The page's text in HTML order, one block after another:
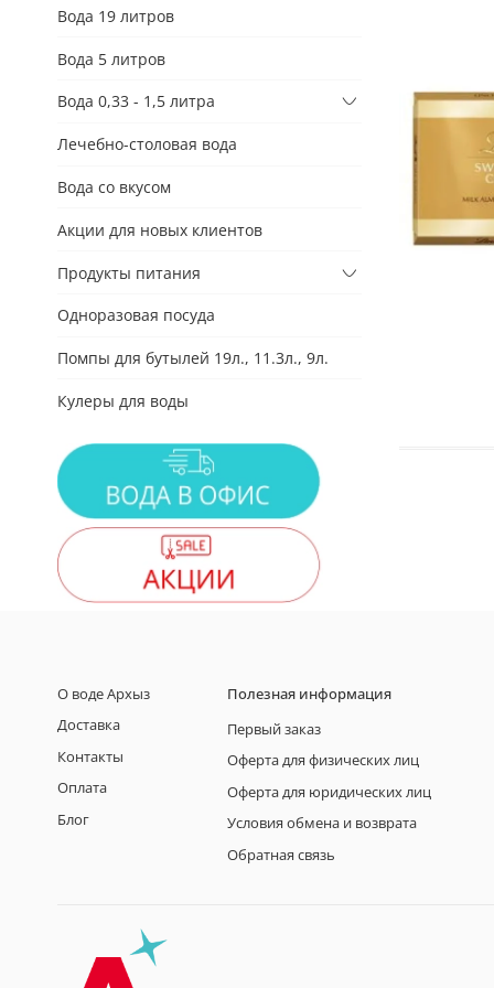
Вода 19 литров
Вода 5 литров
Вода 0,33 - 1,5 литра
Лечебно-столовая вода
Вода со вкусом
Акции для новых клиентов
Продукты питания
Одноразовая посуда
Помпы для бутылей 19л., 11.3л., 9л.
Кулеры для воды
О воде Архыз
Доставка
Контакты
Оплата
Блог
Полезная информация
Первый заказ
Оферта для физических лиц
Оферта для юридических лиц
Условия обмена и возврата
Обратная связь